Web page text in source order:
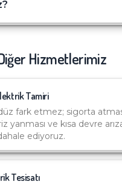
Hizmetlerimiz
Tamiri
fark etmez; sigorta
yanması ve kısa devre
ediyoruz.
Tesisatı